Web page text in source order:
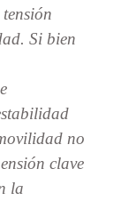
Si bien
no
clave
la